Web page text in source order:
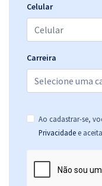
Celular
Carreira
Ao cadastrar-se,
Privacidade e